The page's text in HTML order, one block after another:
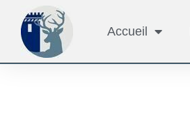
Accueil